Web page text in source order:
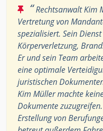
“Rechtsanwalt Kim
Vertretung von
spezialisiert. Sein
Körperverletzung,
Er und sein Team
eine optimale
juristischen
Kim Müller machte
Dokumente
Erstellung von